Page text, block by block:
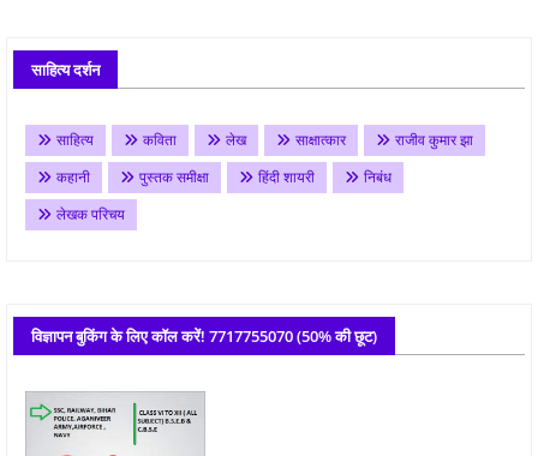
साहित्य दर्शन
साहित्य कविता लेख साक्षात्कार
राजीव कुमार झा
कहानी
पुस्तक समीक्षा हिंदी शायरी
निबंध
लेखक परिचय
विज्ञापन बुकिंग के लिए कॉल करें! 7717755070 (50% की छूट)